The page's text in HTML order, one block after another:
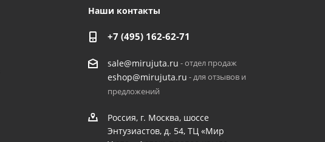
Наши контакты
+7 (495) 162-62-71
sale@mirujuta.ru - отдел продаж
eshop@mirujuta.ru - для отзывов и
предложений
Россия, г. Москва, шоссе
Энтузиастов, д. 54, ТЦ «Мир